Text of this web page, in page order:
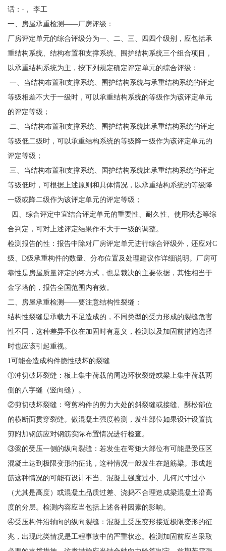
话：-， 李工
一、房屋承重检测——厂房评级：
厂房评定单元的综合评级分为一、二、三、四四个级别，应包括承
重结构系统、结构布置和支撑系统、围护结构系统三个组合项目，
以承重结构系统为主，按下列规定确定评定单元的综合评级：
一、当结构布置和支撑系统、围护结构系统与承重结构系统的评定
等级相差不大于一级时，可以承重结构系统的等级作为该评定单元
的评定等级；
二、当结构布置和支撑系统、围护结构系统比承重结构系统的评定
等级低二级时，可以承重结构系统的等级降一级作为该评定单元的
评定等级；
三、当结构布置和支撑系统、国护结构系统比承重结构系统的评定
等级低时，可根据上述原则和具体情况，以承重结构系统的等级降
一级或降二级作为该评定单元的评定等级；
四、综合评定中宜结合评定单元的重要性、耐久性、使用状态等综
合判定，可对上述评定结果作不大于一级的调整。
检测报告的性：报告中除对厂房评定单元进行综合评级外，还应对C
级、D级承重构件的数量、分布位置及处理建议作详细说明。厂房可
靠性是房屋质量评定的终方式，也是裁决的主要依据，其性相当于
金字塔的，报告全国范围内有效。
二、房屋承重检测——要注意结构性裂缝：
结构性裂缝是承载力不足造成的，不同类型的受力形成的裂缝危害
性不同，这种差异不仅在加固时有意义，检测以及加固前措施选择
时也应该引起重视。
1可能会造成构件脆性破坏的裂缝
①冲切破坏裂缝：板上集中荷载的周边环状裂缝或梁上集中荷载两
侧的八字缝（竖向缝）。
②剪切破坏裂缝：弯剪构件的剪力大处的斜裂缝或接缝、酥松部位
的横断面贯穿裂缝。做混凝土强度检测，发生部位如果设计设置抗
剪附加钢筋应对钢筋实际布置情况进行检查。
③梁的受压一侧的纵向裂缝：若发生在弯矩大部位有可能是受压区
混凝土达到极限变形的征兆，这种情况一般发生在超筋梁。形成超
筋这种情况的可能有设计不当、混凝土强度过小、几何尺寸过小
（尤其是高度）或混凝土品质过差、浇捣不合理造成梁混凝土沿高
度的分层。检测内容应当包括上述各种因素的影响。
④受压构件沿轴向的纵向裂缝：混凝土受压变形接近极限变形的征
兆，出现此类情况是工程事故中的严重状态。检测加固前应当采取